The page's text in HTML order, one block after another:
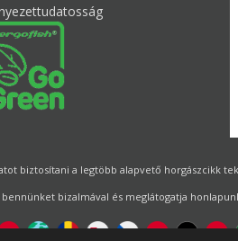
biztosítani a legtöbb alapvető horgászcikk
bizalmával és meglátogatja